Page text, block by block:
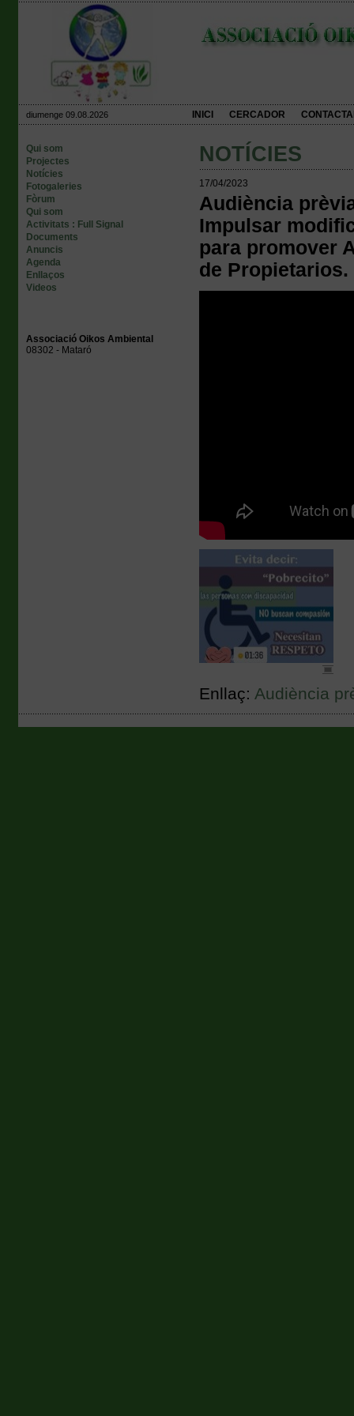
diumenge 09.08.2026 INICI CERCADOR
Qui som
Projectes
Notícies
Fotogaleries
Fòrum
Qui som
Activitats : Full Signal
Documents
Anuncis
Agenda
Enllaços
Videos
Associació Oikos Ambiental
08302 - Mataró
NOTÍCIES
17/04/2023
Audiència
Impulsar
para promover
de Propietarios.
Enllaç: Audiència